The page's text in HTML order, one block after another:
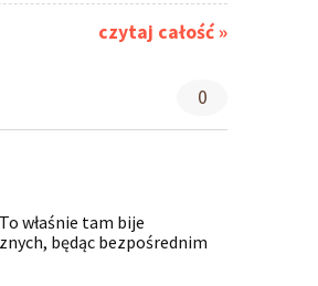
czytaj całość »
0
właśnie tam bije
będąc bezpośrednim